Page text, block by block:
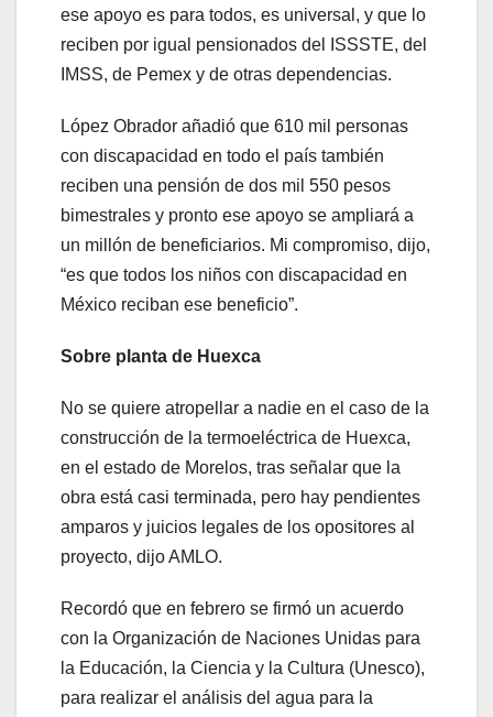
ese apoyo es para todos, es universal, y que lo
reciben por igual pensionados del ISSSTE, del
IMSS, de Pemex y de otras dependencias.
López Obrador añadió que 610 mil personas
con discapacidad en todo el país también
reciben una pensión de dos mil 550 pesos
bimestrales y pronto ese apoyo se ampliará a
un millón de beneficiarios. Mi compromiso, dijo,
“es que todos los niños con discapacidad en
México reciban ese beneficio”.
Sobre planta de Huexca
No se quiere atropellar a nadie en el caso de la
construcción de la termoeléctrica de Huexca,
en el estado de Morelos, tras señalar que la
obra está casi terminada, pero hay pendientes
amparos y juicios legales de los opositores al
proyecto, dijo AMLO.
Recordó que en febrero se firmó un acuerdo
con la Organización de Naciones Unidas para
la Educación, la Ciencia y la Cultura (Unesco),
para realizar el análisis del agua para la